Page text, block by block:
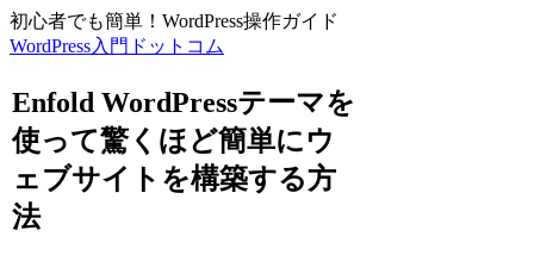
初心者でも簡単！WordPress操作ガイド
WordPress入門ドットコム
Enfold WordPressテーマを
使って驚くほど簡単にウ
ェブサイトを構築する方
法